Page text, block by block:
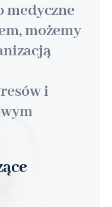
medyczne
możemy
i